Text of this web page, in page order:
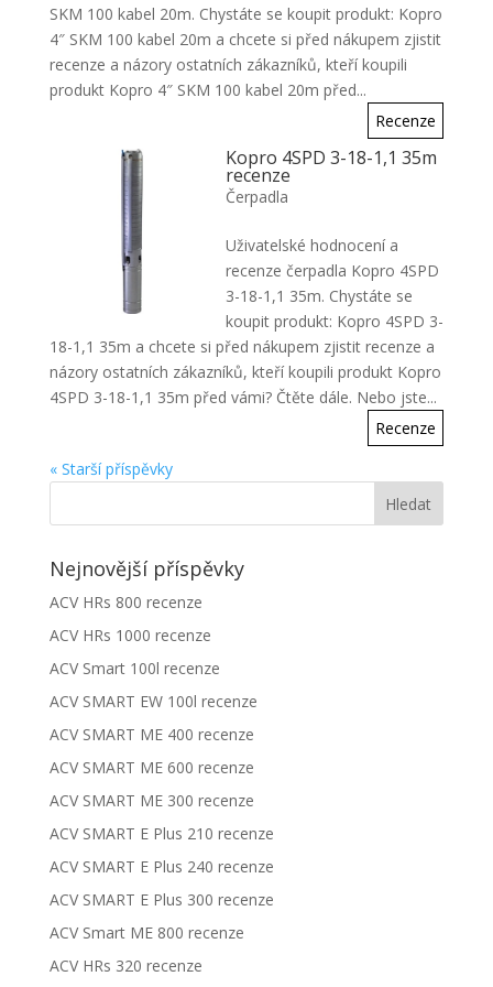
SKM 100 kabel 20m. Chystáte se koupit produkt: Kopro
4″ SKM 100 kabel 20m a chcete si před nákupem zjistit
recenze a názory ostatních zákazníků, kteří koupili
produkt Kopro 4″ SKM 100 kabel 20m před...
Recenze
Kopro 4SPD 3-18-1,1 35m
recenze
Čerpadla
Uživatelské hodnocení a
recenze čerpadla Kopro 4SPD
3-18-1,1 35m. Chystáte se
koupit produkt: Kopro 4SPD 3-
18-1,1 35m a chcete si před nákupem zjistit recenze a
názory ostatních zákazníků, kteří koupili produkt Kopro
4SPD 3-18-1,1 35m před vámi? Čtěte dále. Nebo jste...
Recenze
« Starší příspěvky
Nejnovější příspěvky
ACV HRs 800 recenze
ACV HRs 1000 recenze
ACV Smart 100l recenze
ACV SMART EW 100l recenze
ACV SMART ME 400 recenze
ACV SMART ME 600 recenze
ACV SMART ME 300 recenze
ACV SMART E Plus 210 recenze
ACV SMART E Plus 240 recenze
ACV SMART E Plus 300 recenze
ACV Smart ME 800 recenze
ACV HRs 320 recenze